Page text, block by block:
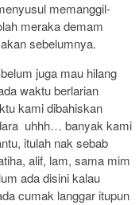
memanggil-
meraka demam
sebelumnya.
juga mau hilang
waktu berlarian
kami dibahiskan
uhhh… banyak kami
itulah nak sebab
alif, lam, sama mim
ada disini kalau
cumak langgar itupun